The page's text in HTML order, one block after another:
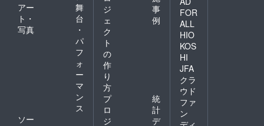
アー
ト・
写真
舞
台
・
パ
フ
ォ
ー
マ
ン
ス
ソー
ジ
ェ
ク
ト
の
作
り
方
事
例
プ
ロ
ジ
統
計
デ
FOR
ALL
HIO
KOS
HI
JFA
クラ
ウド
ファ
ン